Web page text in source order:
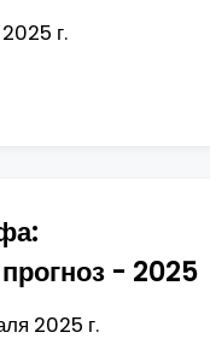
г.
- 2025
2025 г.